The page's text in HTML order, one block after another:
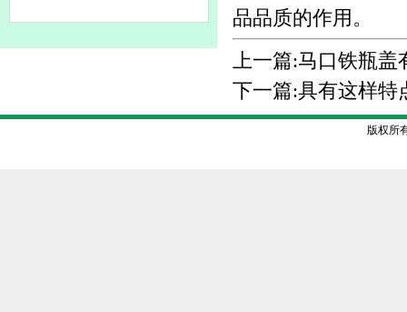
品品质的作用。
上一篇:马口铁瓶盖
下一篇:具有这样特
版权所